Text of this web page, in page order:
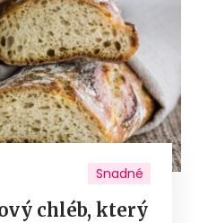
Snadné
chléb, který